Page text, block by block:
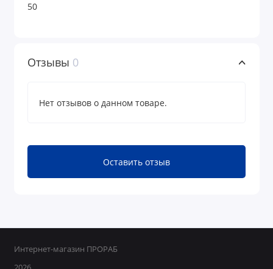
50
Отзывы 0
Нет отзывов о данном товаре.
Оставить отзыв
Интернет-магазин ПРОРАБ